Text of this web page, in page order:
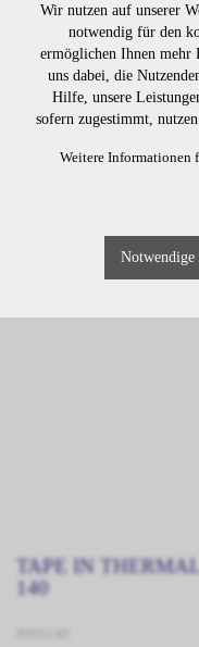
TAPE IN
14
TAPE IN
140
Wir nutzen auf unserer
notwendig für den
ermöglichen Ihnen mehr
uns dabei, die
Hilfe, unsere
sofern zugestimmt,
Weitere Informationen
Notwendige